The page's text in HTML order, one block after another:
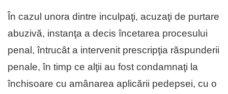
În cazul unora dintre inculpaţi, acuzaţi de purtare
abuzivă, instanţa a decis încetarea procesului
penal, întrucât a intervenit prescripţia răspunderii
penale, în timp ce alţii au fost condamnaţi la
închisoare cu amânarea aplicării pedepsei, cu o